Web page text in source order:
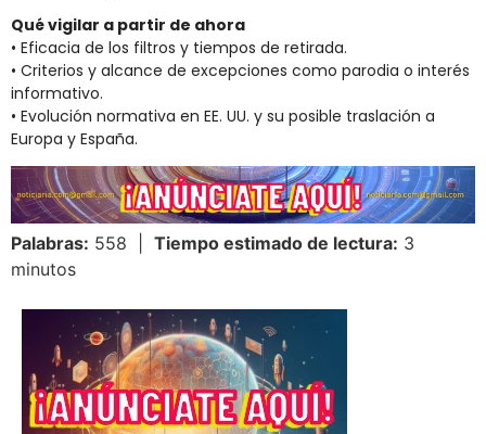
Qué vigilar a partir de ahora
• Eficacia de los filtros y tiempos de retirada.
• Criterios y alcance de excepciones como parodia o interés
informativo.
• Evolución normativa en EE. UU. y su posible traslación a
Europa y España.
Palabras: 558 | Tiempo estimado de lectura: 3
minutos